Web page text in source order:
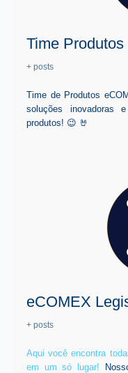
Time Produtos
+ posts
Time de Produtos
soluções inovadoras
produtos! 😉 🤘
eCOMEX
+ posts
Aqui você encontra
em um só lugar!